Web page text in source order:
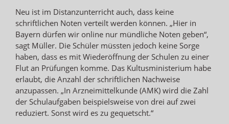
Neu ist im Distanzunterricht auch, dass keine
schriftlichen Noten verteilt werden können. „Hier in
Bayern dürfen wir online nur mündliche Noten geben“,
sagt Müller. Die Schüler müssten jedoch keine Sorge
haben, dass es mit Wiederöffnung der Schulen zu einer
Flut an Prüfungen komme. Das Kultusministerium habe
erlaubt, die Anzahl der schriftlichen Nachweise
anzupassen. „In Arzneimittelkunde (AMK) wird die Zahl
der Schulaufgaben beispielsweise von drei auf zwei
reduziert. Sonst wird es zu gequetscht.“